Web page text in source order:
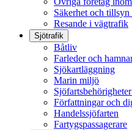
Säkerhet och
Resande i vägtrafik
Sjötrafik
Båtliv
Farleder och
Sjökartläggning
Marin miljö
Författningar och
Handelssjöfarten
Fartygspassagerare